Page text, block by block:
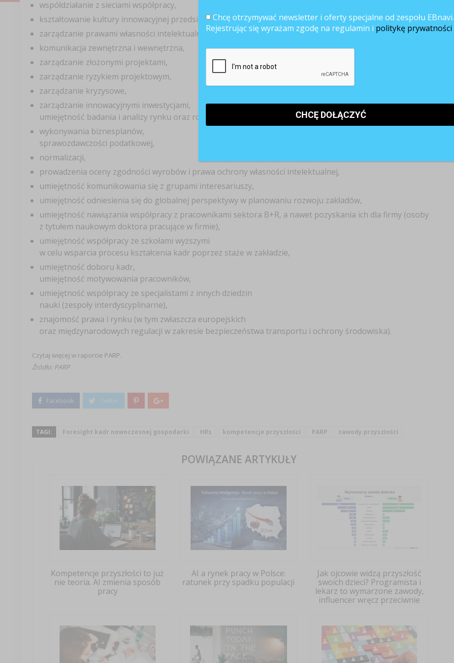
współdziałanie z sieciami współpracy,
kształtowanie kultury innowacyjnej przedsiębiorstwa,
zarządzanie prawami własności intelektualnej,
komunikacja zewnętrzna i wewnętrzna,
zarządzanie złożonymi projektami,
zarządzanie ryzykiem projektowym,
zarządzanie kryzysowe,
zarządzanie innowacyjnymi inwestycjami,
umiejętność badania i analizy rynku oraz rozwoju technologii,
wykonywania biznesplanów,
sprawozdawczości podatkowej,
normalizacji,
prowadzenia oceny zgodności wyrobów i prawa ochrony własności intelektualnej,
umiejętność komunikowania się z grupami interesariuszy,
umiejętność odniesienia się do globalnej perspektywy w planowaniu rozwoju zakładów,
umiejętność nawiązania współpracy z pracownikami sektora B+R, a nawet pozyskania ich dla firmy (osoby
z tytułem naukowym doktora pracujące w firmie),
umiejętność współpracy ze szkołami wyższymi
w celu wsparcia procesu kształcenia kadr poprzez staże w zakładzie,
umiejętność doboru kadr,
umiejętność motywowania pracowników,
umiejętność współpracy ze specjalistami z innych dziedzin
nauki (zespoły interdyscyplinarne),
znajomość prawa i rynku (w tym zwłaszcza europejskich
oraz międzynarodowych regulacji w zakresie bezpieczeństwa transportu i ochrony środowiska).
Czytaj więcej w raporcie PARP.
Źródło: PARP
TAGI: Foresight kadr nowoczesnej gospodarki HRs kompetencje przyszłości PARP zawody przyszłości
POWIĄZANE ARTYKUŁY
Kompetencje przyszłości to już
nie teoria. AI zmienia sposób
pracy
AI a rynek pracy w Polsce:
ratunek przy spadku populacji
Jak ojcowie widzą przyszłość
swoich dzieci? Programista i
lekarz to wymarzone zawody,
influencer wręcz przeciwnie
Chcę otrzymywać newsletter i oferty specjalne od zespołu EBnavi.
Rejestrując się wyrażam zgodę na regulamin i politykę prywatności